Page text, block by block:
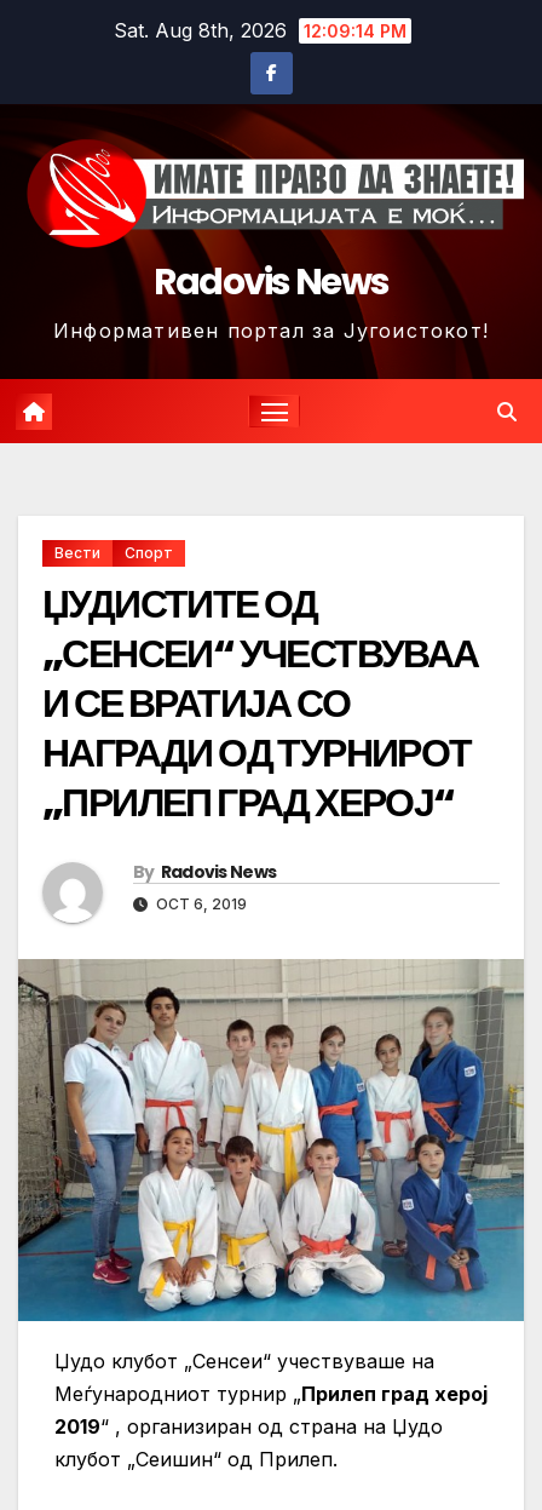
Sat. Aug 8th, 2026 12:09:16 PM
Radovis News
Информативен портал за Југоистокот!
Вести Спорт
ЏУДИСТИТЕ ОД
„СЕНСЕИ“ УЧЕСТВУВАА
И СЕ ВРАТИЈА СО
НАГРАДИ ОД ТУРНИРОТ
„ПРИЛЕП ГРАД ХЕРОЈ“
By Radovis News
OCT 6, 2019
Џудо клубот „Сенсеи“ учествуваше на
Меѓународниот турнир „Прилеп град херој
2019“ , организиран од страна на Џудо
клубот „Сеишин“ од Прилеп.